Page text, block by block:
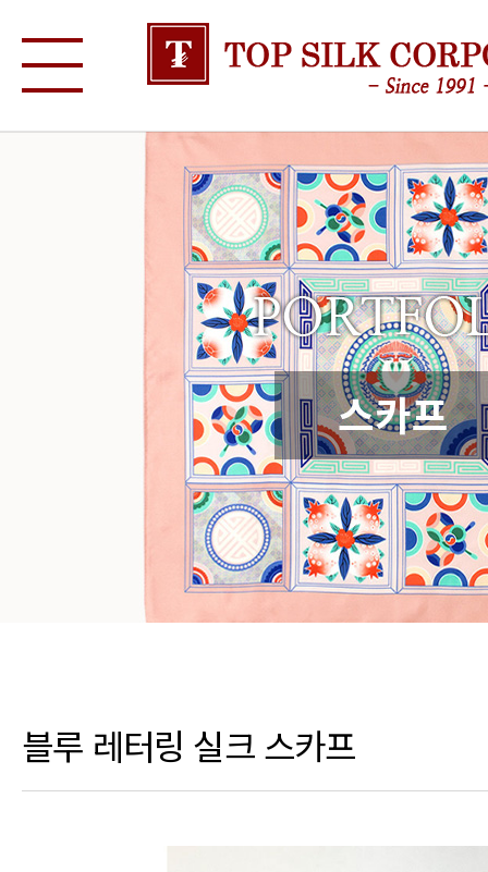
블루 레터링 실크 스카프